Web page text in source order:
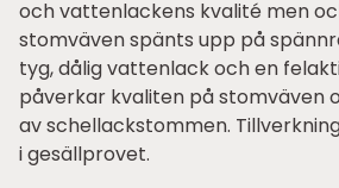
och vattenlackens kvalité men
stomväven spänts upp på
tyg, dålig vattenlack och en
påverkar kvaliten på stomväven
av schellackstommen.
i gesällprovet.